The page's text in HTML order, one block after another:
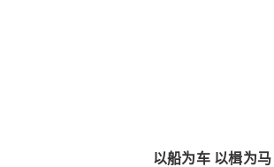
以船为车 以楫为马